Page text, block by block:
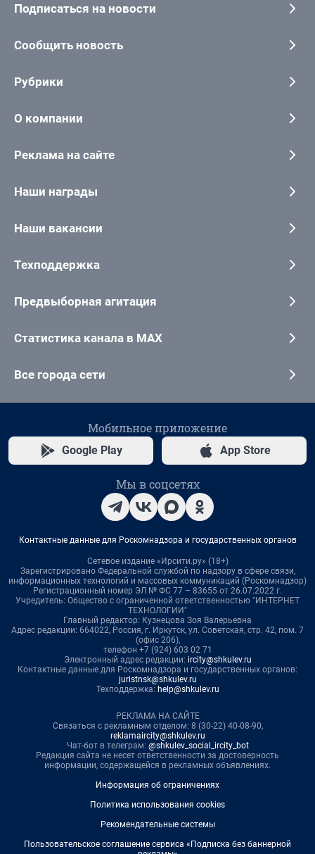
Подписаться на новости
Сообщить новость
Рубрики
О компании
Реклама на сайте
Наши награды
Наши вакансии
Техподдержка
Предвыборная агитация
Статистика канала в MAX
Все города сети
Мобильное приложение
Google Play App Store
Мы в соцсетях
Контактные данные для Роскомнадзора и государственных органов
Сетевое издание «Ирсити.ру» (18+)
Зарегистрировано Федеральной службой по надзору в сфере связи,
информационных технологий и массовых коммуникаций (Роскомнадзор)
Регистрационный номер ЭЛ № ФС 77 – 83655 от 26.07.2022 г.
Учредитель: Общество с ограниченной ответственностью "ИНТЕРНЕТ
ТЕХНОЛОГИИ"
Главный редактор: Кузнецова Зоя Валерьевна
Адрес редакции: 664022, Россия, г. Иркутск, ул. Советская, стр. 42, пом. 7
(офис 206),
телефон +7 (924) 603 02 71
Электронный адрес редакции: ircity@shkulev.ru
Контактные данные для Роскомнадзора и государственных органов:
juristnsk@shkulev.ru
Техподдержка: help@shkulev.ru
РЕКЛАМА НА САЙТЕ
Связаться с рекламным отделом: 8 (30-22) 40-08-90,
reklamaircity@shkulev.ru
Чат-бот в телеграм: @shkulev_social_ircity_bot
Редакция сайта не несет ответственности за достоверность
информации, содержащейся в рекламных объявлениях.
Информация об ограничениях
Политика использования cookies
Рекомендательные системы
Пользовательское соглашение сервиса «Подписка без баннерной